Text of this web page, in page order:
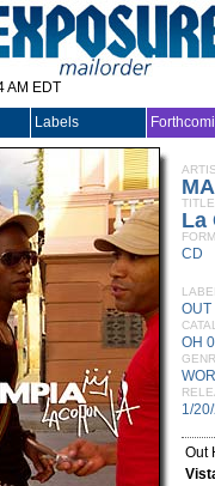
AM EDT
Labels
TITLE
La
CD
OUT
OH
1/
Out